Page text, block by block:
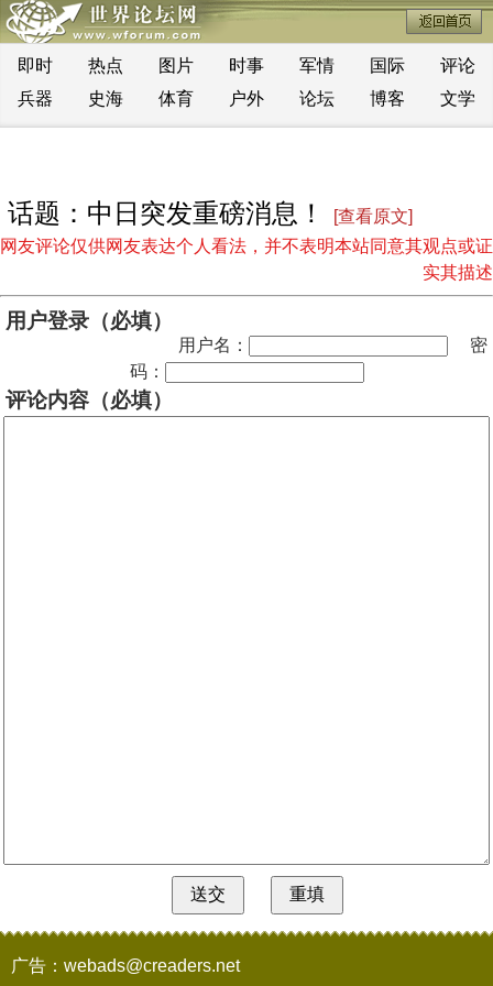
即时 热点 图片 时事 军情 国际
评论
兵器
史海 体育 户外 论坛 博客 文学
话题：中日突发重磅消息！
[查看原文]
网友评论仅供网友表达个人看法，并不表明本站同意其观点或证
实其描述
用户登录（必填）
用户名：
密
码：
评论内容（必填）
广告：webads@creaders.net